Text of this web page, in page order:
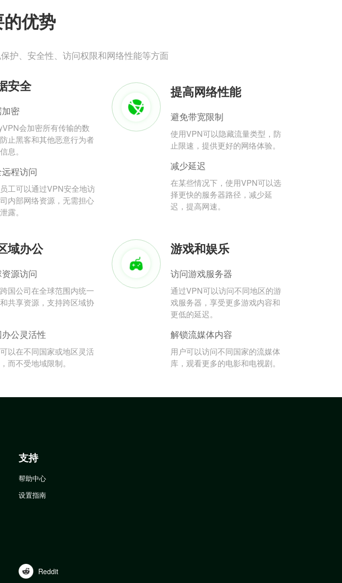
优势
护、安全性、访问权限和网络性能等方面
安全
密
会加密所有传输的数
止黑客和其他恶意行为者
息。
程访问
工可以通过VPN安全地访
内部网络资源，无需担心
露。
提高网络性能
避免带宽限制
使用VPN可以隐藏流量类型，防
止限速，提供更好的网络体验。
减少延迟
在某些情况下，使用VPN可以选
择更快的服务器路径，减少延
迟，提高网速。
域办公
源访问
国公司在全球范围内统一
共享资源，支持跨区域协
公灵活性
以在不同国家或地区灵活
而不受地域限制。
游戏和娱乐
访问游戏服务器
通过VPN可以访问不同地区的游
戏服务器，享受更多游戏内容和
更低的延迟。
解锁流媒体内容
用户可以访问不同国家的流媒体
库，观看更多的电影和电视剧。
支持
帮助中心
设置指南
Reddit